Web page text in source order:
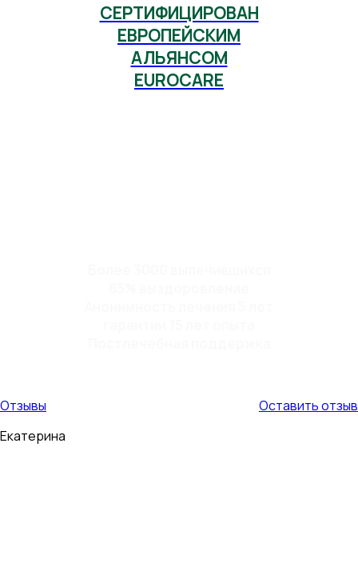
СЕРТИФИЦИРОВАН
ЕВРОПЕЙСКИМ
АЛЬЯНСОМ
EUROCARE
Отзывы
Оставить отзыв
Екатерина